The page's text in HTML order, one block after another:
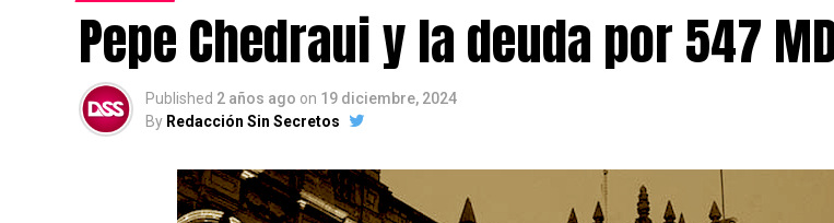
Pepe Chedraui y la deuda por 547
Published 2 años ago on 19 diciembre, 2024
By Redacción Sin Secretos